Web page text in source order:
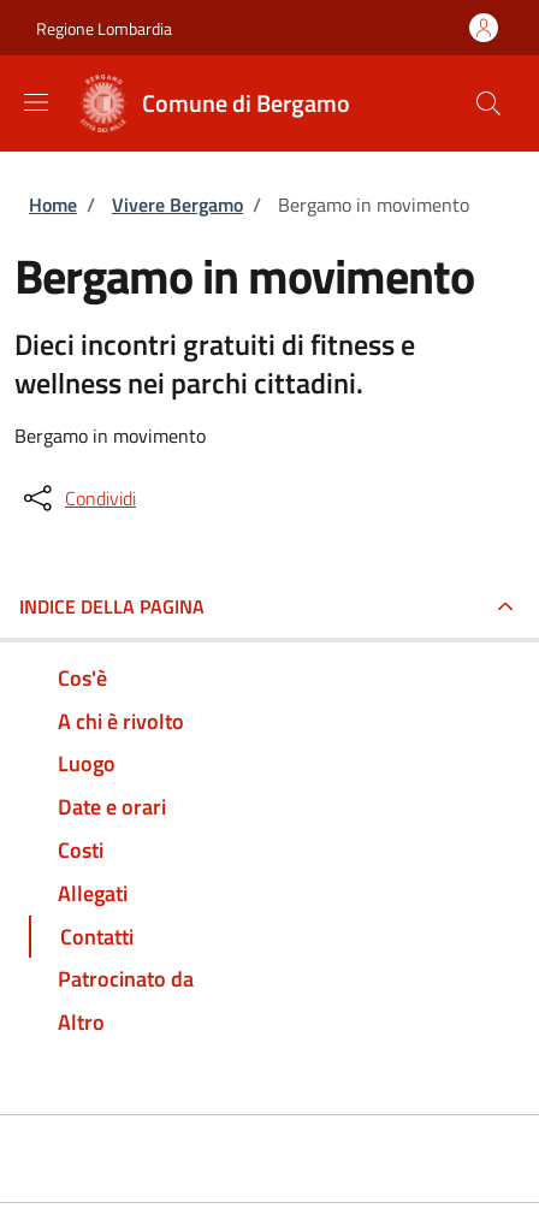
Regione Lombardia
Comune di Bergamo
Briciole di pane
Home / Vivere Bergamo / Bergamo in movimento
Bergamo in movimento
Dieci incontri gratuiti di fitness e
wellness nei parchi cittadini.
Bergamo in movimento
Condividi
INDICE DELLA PAGINA
Cos'è
A chi è rivolto
Luogo
Date e orari
Costi
Allegati
Contatti
Patrocinato da
Altro